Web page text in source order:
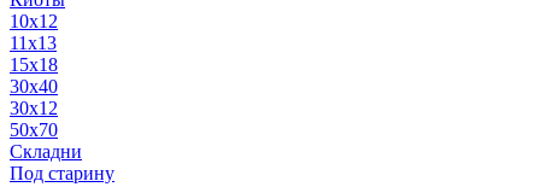
10x12
11x13
15x18
30x40
30х12
50x70
Складни
Под старину